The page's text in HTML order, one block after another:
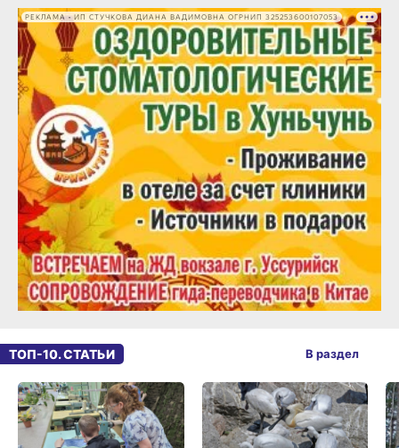
РЕКЛАМА • ИП СТУЧКОВА ДИАНА ВАДИМОВНА ОГРНИП 325253600107053
ТОП-10. СТАТЬИ В раздел